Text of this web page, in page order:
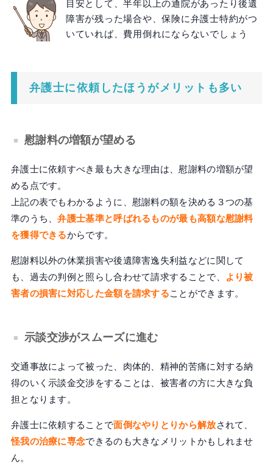
目安として、半年以上の通院があったり後遺
障害が残った場合や、保険に弁護士特約がつ
いていれば、費用倒れにならないでしょう
弁護士に依頼したほうがメリットも多い
慰謝料の増額が望める
弁護士に依頼すべき最も大きな理由は、慰謝料の増額が望
める点です。
上記の表でもわかるように、慰謝料の額を決める３つの基
準のうち、弁護士基準と呼ばれるものが最も高額な慰謝料
を獲得できるからです。
慰謝料以外の休業損害や後遺障害逸失利益などに関して
も、過去の判例と照らし合わせて請求することで、
より被
害者の損害に対応した金額を請求することができます。
示談交渉がスムーズに進む
交通事故によって被った、肉体的、精神的苦痛に対する納
得のいく示談金交渉をすることは、被害者の方に大きな負
担となります。
弁護士に依頼することで面倒なやりとりから解放されて、
怪我の治療に専念できるのも大きなメリットかもしれませ
ん。